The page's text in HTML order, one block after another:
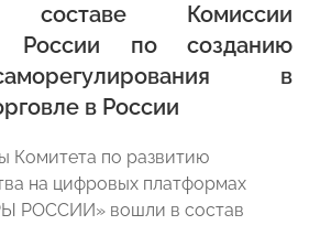
Комиссии
России по созданию
в
в России
Комитета по развитию
на цифровых платформах
РОССИИ» вошли в состав